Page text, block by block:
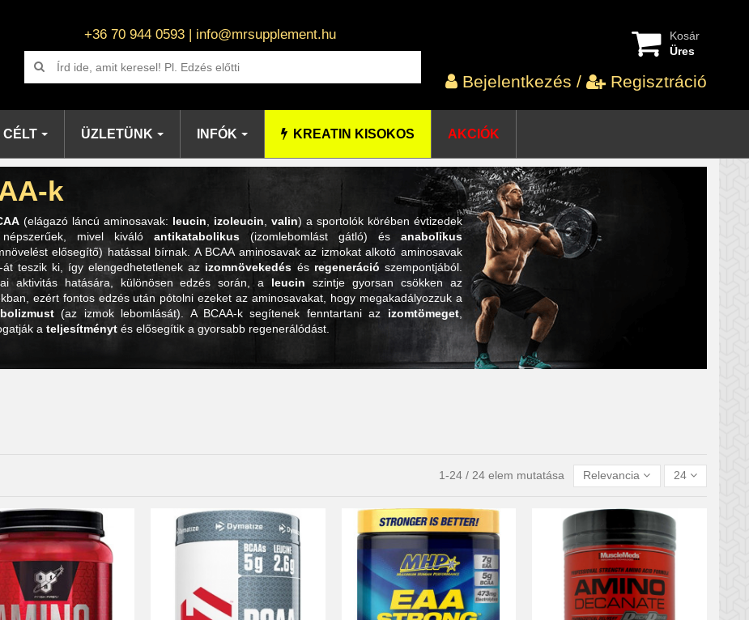
+36 70 944 0593 | info@mrsupplement.hu
Kosár
Üres
Bejelentkezés / Regisztráció
ÜZLETÜNK INFÓK KREATIN KISOKOS AKCIÓK
k
(elágazó láncú aminosavak: leucin, izoleucin, valin) a sportolók körében évtizedek
mivel kiváló antikatabolikus(izomlebomlást gátló) és anabolikus
elősegítő) hatással bírnak. A BCAA aminosavak az izmokat alkotó aminosavak
át teszik ki, így elengedhetetlenek az izomnövekedés és regeneráció szempontjából.
aktivitás hatására, különösen edzés során, a leucin szintje gyorsan csökken az
ezért fontos edzés után pótolni ezeket az aminosavakat, hogy megakadályozzuk a
(az izmok lebomlását). A BCAA-k segítenek fenntartani az izomtömeget,
a teljesítménytés elősegítik a gyorsabb regenerálódást.
1-24 / 24 elem mutatása Relevancia 24